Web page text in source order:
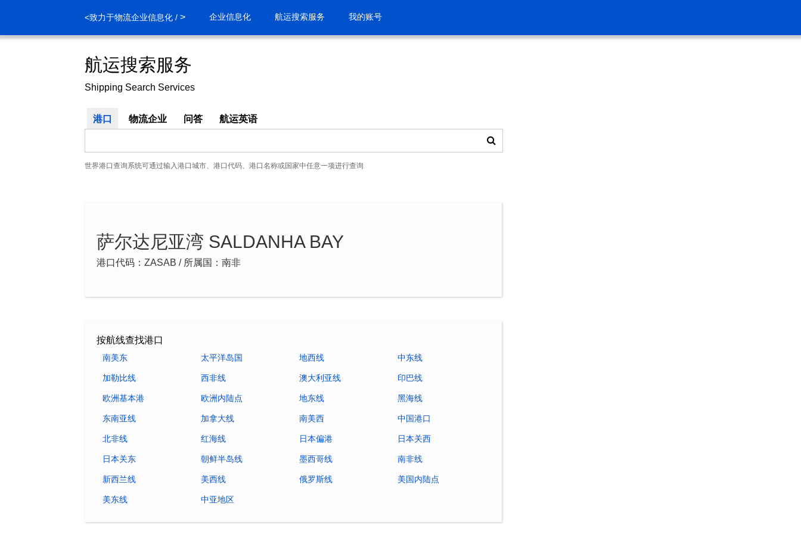
<致力于物流企业信息化 / > 企业信息化 航运搜索服务 我的账号
航运搜索服务
Shipping Search Services
港口 物流企业 问答 航运英语
世界港口查询系统可通过输入港口城市、港口代码、港口名称或国家中任意一项进行查询
萨尔达尼亚湾 SALDANHA BAY
港口代码：ZASAB / 所属国：南非
按航线查找港口
南美东 太平洋岛国 地西线 中东线
加勒比线 西非线 澳大利亚线 印巴线
欧洲基本港 欧洲内陆点 地东线 黑海线
东南亚线 加拿大线 南美西 中国港口
北非线 红海线 日本偏港 日本关西
日本关东 朝鲜半岛线 墨西哥线 南非线
新西兰线 美西线 俄罗斯线 美国内陆点
美东线 中亚地区